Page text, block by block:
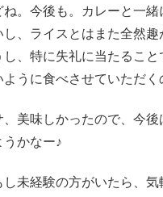
。今後も。カレーと一緒
、ライスとはまた全然趣
し、特に失礼に当たるこ
うに食べさせていただく
、美味しかったので、今
うかなー♪
未経験の方がいたら、気